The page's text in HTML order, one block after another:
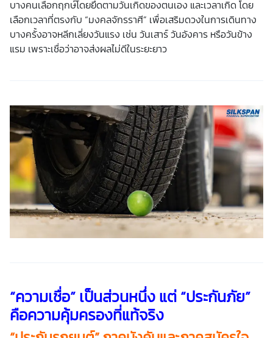
บางคนเลือกฤกษ์โดยยึดตามวันเกิดของตนเอง และเวลาเกิด โดย
เลือกเวลาที่ตรงกับ “มงคลจักรราศี” เพื่อเสริมดวงในการเดินทาง
บางครั้งอาจหลีกเลี่ยงวันแรง เช่น วันเสาร์ วันอังคาร หรือวันข้าง
แรม เพราะเชื่อว่าอาจส่งผลไม่ดีในระยะยาว
“ความเชื่อ” เป็นส่วนหนึ่ง แต่ “ประกันภัย”
คือความคุ้มครองที่แท้จริง